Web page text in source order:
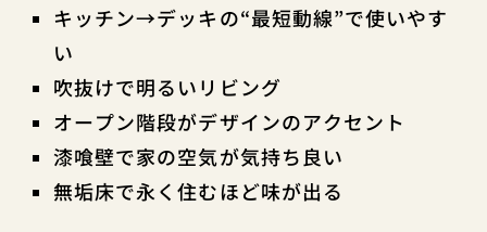
キッチン→デッキの“最短動線”で使いやす
い
吹抜けで明るいリビング
オープン階段がデザインのアクセント
漆喰壁で家の空気が気持ち良い
無垢床で永く住むほど味が出る